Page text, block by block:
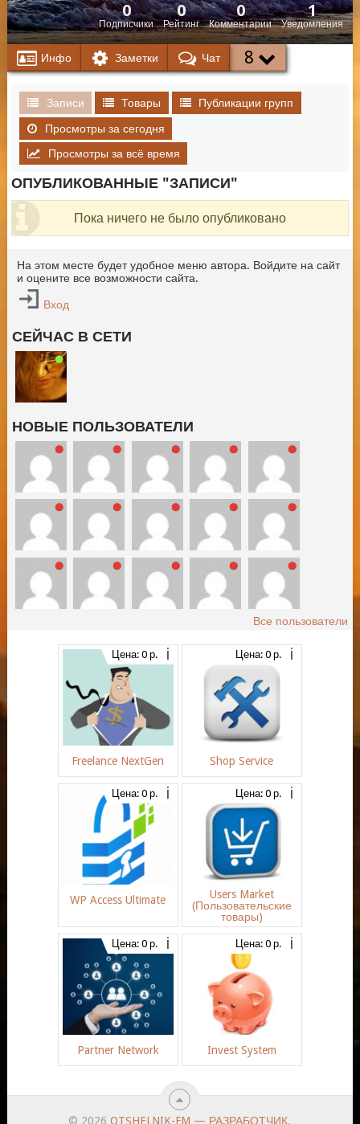
Подписчики
0
Рейтинг
0
Комментарии
0
Уведомления
1
Инфо Заметки Чат 8
Записи Товары
Публикации групп
Просмотры за сегодня
Просмотры за всё время
ОПУБЛИКОВАННЫЕ "ЗАПИСИ"
Пока ничего не было опубликовано
На этом месте будет удобное меню автора. Войдите на сайт
и оцените все возможности сайта.
Вход
СЕЙЧАС В СЕТИ
НОВЫЕ ПОЛЬЗОВАТЕЛИ
Все пользователи
Цена: 0 р.
Freelance NextGen
Цена: 0 р.
Shop Service
Цена: 0 р.
WP Access Ultimate
Цена: 0 р.
Users Market
(Пользовательские
товары)
Цена: 0 р.
Partner Network
Цена: 0 р.
Invest System
© 2026OTSHELNIK-FM — РАЗРАБОТЧИК.